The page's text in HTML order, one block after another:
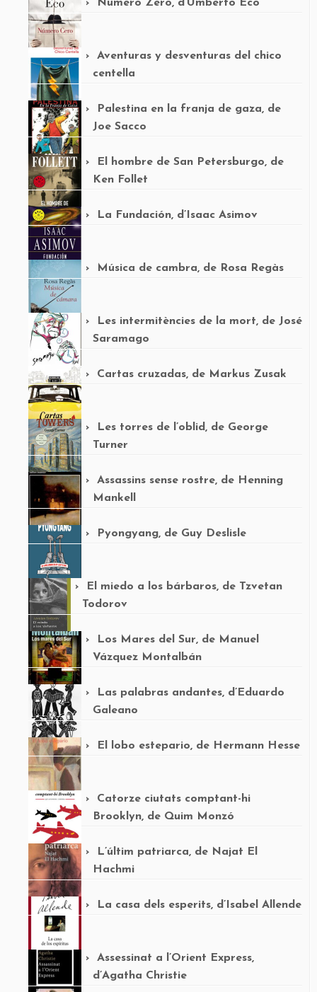
Número Zero, d’Umberto Eco
Aventuras y desventuras del chico
centella
Palestina en la franja de gaza, de
Joe Sacco
El hombre de San Petersburgo, de
Ken Follet
La Fundación, d’Isaac Asimov
Música de cambra, de Rosa Regàs
Les intermitències de la mort, de José
Saramago
Cartas cruzadas, de Markus Zusak
Les torres de l’oblid, de George
Turner
Assassins sense rostre, de Henning
Mankell
Pyongyang, de Guy Deslisle
El miedo a los bárbaros, de Tzvetan
Todorov
Los Mares del Sur, de Manuel
Vázquez Montalbán
Las palabras andantes, d’Eduardo
Galeano
El lobo estepario, de Hermann Hesse
Catorze ciutats comptant-hi
Brooklyn, de Quim Monzó
L’últim patriarca, de Najat El
Hachmi
La casa dels esperits, d’Isabel Allende
Assessinat a l’Orient Express,
d’Agatha Christie